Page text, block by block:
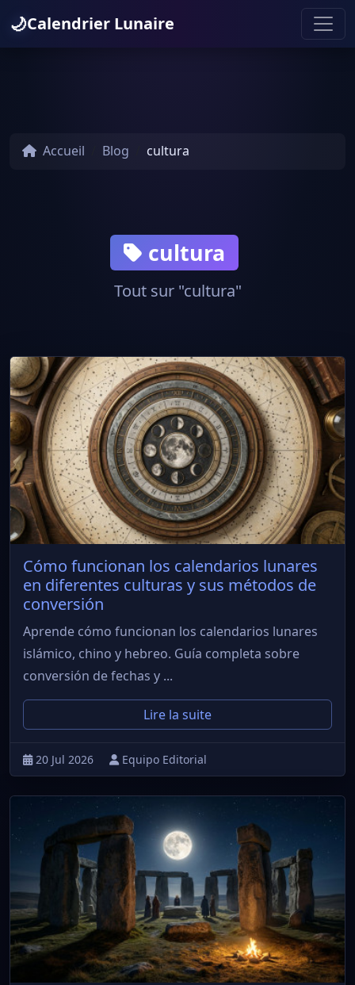
🌙Calendrier Lunaire
Accueil Blog cultura
cultura
Tout sur "cultura"
Cómo funcionan los calendarios lunares
en diferentes culturas y sus métodos de
conversión
Aprende cómo funcionan los calendarios lunares
islámico, chino y hebreo. Guía completa sobre
conversión de fechas y ...
Lire la suite
20 Jul 2026 Equipo Editorial